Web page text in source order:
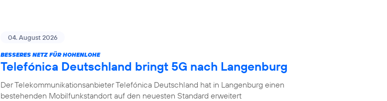
04. August 2026
BESSERES NETZ FÜR HOHENLOHE
Telefónica Deutschland bringt 5G nach Langenburg
Der Telekommunikationsanbieter Telefónica Deutschland hat in Langenburg einen
bestehenden Mobilfunkstandort auf den neuesten Standard erweitert